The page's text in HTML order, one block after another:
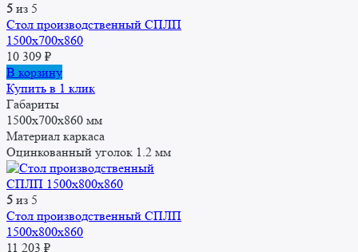
5 из 5
Стол производственный СПЛП
1500х700х860
10 309 ₽
В корзину
Купить в 1 клик
Габариты
1500x700x860 мм
Материал каркаса
Оцинкованный уголок 1.2 мм
5 из 5
Стол производственный СПЛП
1500х800х860
11 203 ₽